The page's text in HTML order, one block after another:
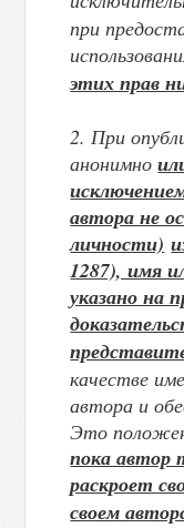
при
этих прав
2. При
анонимно
автора не
личности)
1287), имя
указано на
качестве
автора и
Это
пока автор
раскроет
своем